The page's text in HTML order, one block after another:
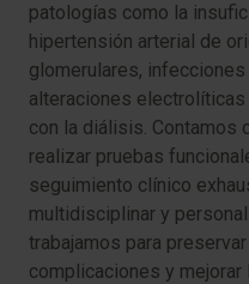
patologías como la
hipertensión arterial de
glomerulares,
alteraciones
con la diálisis. Contamos
realizar pruebas
seguimiento clínico
multidisciplinar y
trabajamos para
complicaciones y